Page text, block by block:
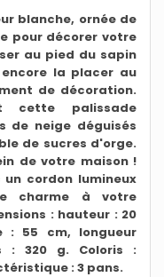
blanche, ornée de
pour décorer votre
au pied du sapin
la placer au
de décoration.
cette palissade
de neige déguisés
de sucres d'orge.
de votre maison !
cordon lumineux
charme à votre
: hauteur : 20
: 55 cm, longueur
: 320 g. Coloris :
: 3 pans.